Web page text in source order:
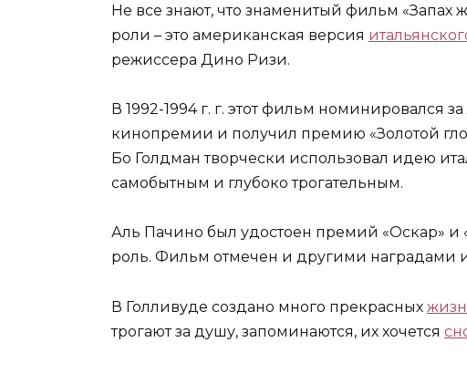
Не все знают, что знаменитый фильм «Запах
роли – это американская версия
режиссера Дино Ризи.
В 1992-1994 г. г. этот фильм номинировался
кинопремии и получил премию «Золотой
Бо Голдман творчески использовал идею
самобытным и глубоко трогательным.
Аль Пачино был удостоен премий «Оскар» и
роль. Фильм отмечен и другими наградами
В Голливуде создано много прекрасных
трогают за душу, запоминаются, их хочется